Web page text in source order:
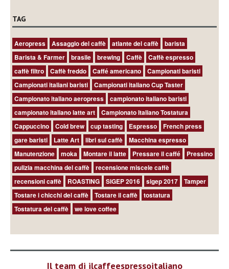
TAG
Aeropress Assaggio del caffè atlante del caffè
barista
Barista & Farmer
brasile brewing Caffè
Caffè espresso
caffè filtro
Caffè freddo Caffé americano
Campionati baristi
Campionati italiani baristi
Campionati italiano Cup Taster
Campionato italiano aeropress
campionato italiano baristi
campionato italiano latte art
Campionato Italiano Tostatura
Cappuccino
Cold brew cup tasting Espresso
French press
gare baristi
Latte Art libri sul caffè
Macchina espresso
Manutenzione
moka Montare il latte Pressare il caffé
Pressino
pulizia macchina del caffè
recensione miscele caffè
recensioni caffè
ROASTING SIGEP 2016 sigep 2017
Tamper
Tostare i chicchi del caffè
Tostare il caffè
tostatura
Tostatura del caffè
we love coffee
Il team di ilcaffeespressoitaliano